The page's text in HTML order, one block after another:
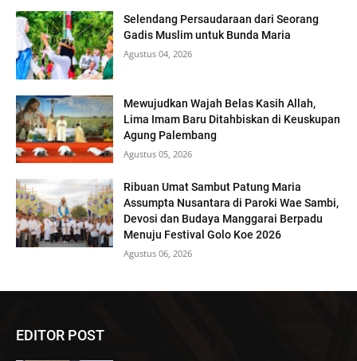
Selendang Persaudaraan dari Seorang
Gadis Muslim untuk Bunda Maria
Agustus 04, 2026
Mewujudkan Wajah Belas Kasih Allah,
Lima Imam Baru Ditahbiskan di Keuskupan
Agung Palembang
Agustus 05, 2026
Ribuan Umat Sambut Patung Maria
Assumpta Nusantara di Paroki Wae Sambi,
Devosi dan Budaya Manggarai Berpadu
Menuju Festival Golo Koe 2026
Agustus 06, 2026
EDITOR POST